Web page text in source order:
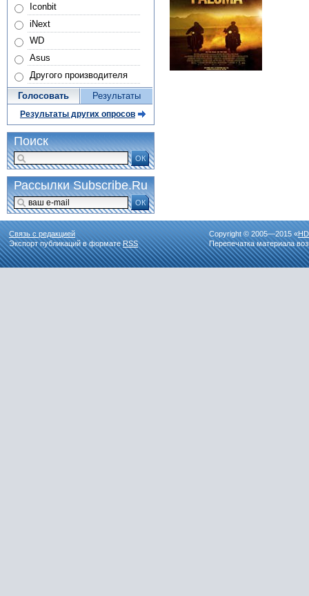
Iconbit
iNext
WD
Asus
Другого производителя
Голосовать Результаты
Результаты других опросов
Поиск
ОК
Рассылки Subscribe.Ru
ОК
Связь с редакцией
Экспорт публикаций в форматеRSS
Copyright © 2005—2015 «
Перепечатка материала